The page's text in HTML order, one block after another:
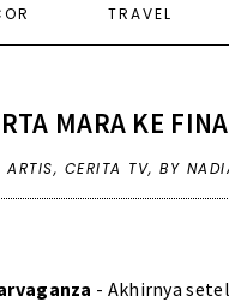
TRAVEL
MARA KE
ARTIS, CERITA TV,BY
- Akhirnya